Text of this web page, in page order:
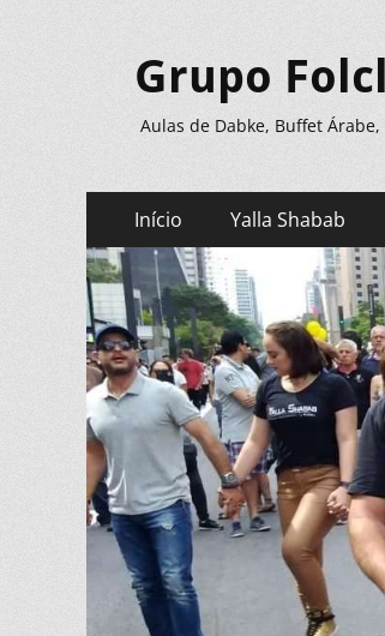
Grupo
Aulas de Dabke, Buffet
Menu
principal
Pular
para
o
conteúdo
Início Yalla Shabab